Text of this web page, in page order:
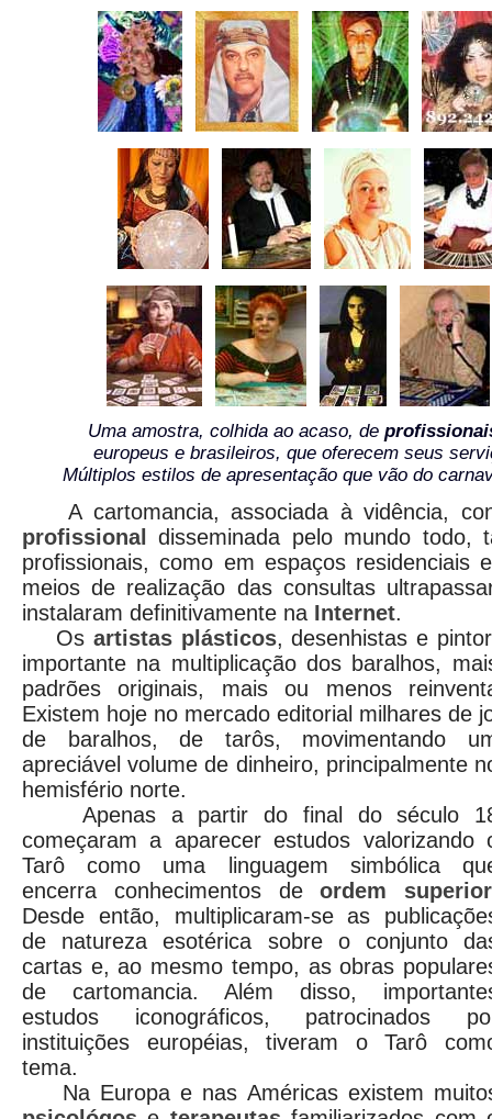
Uma amostra, colhida ao acaso, de
europeus e brasileiros, que oferecem seus
Múltiplos estilos de apresentação que vão do
A cartomancia, associada à vidência,
profissional
disseminada pelo mundo todo,
profissionais, como em espaços residenciais
meios de realização das consultas
instalaram definitivamente na Internet.
Os artistas plásticos, desenhistas e
importante na multiplicação dos baralhos,
padrões originais, mais ou menos
Existem hoje no mercado editorial milhares de
de baralhos, de tarôs, movimentando
apreciável volume de dinheiro, principalmente
hemisfério norte.
Apenas a partir do final do século
começaram a aparecer estudos valorizando
Tarô como uma linguagem simbólica
encerra conhecimentos deordem superior
Desde então, multiplicaram-se as
de natureza esotérica sobre o conjunto
cartas e, ao mesmo tempo, as obras
de cartomancia. Além disso,
estudos iconográficos, patrocinados
instituições européias, tiveram o Tarô
tema.
Na Europa e nas Américas existem